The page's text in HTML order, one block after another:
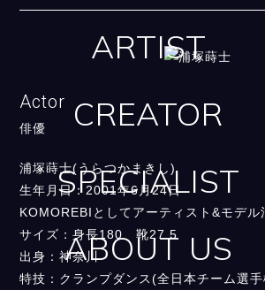
ARTIST
CREATOR
SPECIALIST
ABOUT US
Actor
俳優
浦塚蒔士(うらつかまきし)
生年月日：2001年6月24日
KOMOREBIとしてアーティスト&モデル
サイズ：身長180 靴27.5
出身：神奈川
特技：クランプダンス(全日本チーム選